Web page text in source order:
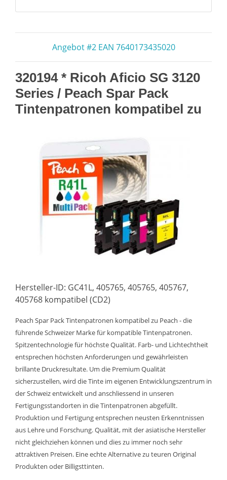
Angebot #2 EAN 7640173435020
320194 * Ricoh Aficio SG 3120
Series / Peach Spar Pack
Tintenpatronen kompatibel zu
Hersteller-ID: GC41L, 405765, 405765, 405767,
405768 kompatibel (CD2)
Peach Spar Pack Tintenpatronen kompatibel zu Peach - die
führende Schweizer Marke für kompatible Tintenpatronen.
Spitzentechnologie für höchste Qualität. Farb- und Lichtechtheit
entsprechen höchsten Anforderungen und gewährleisten
brillante Druckresultate. Um die Premium Qualität
sicherzustellen, wird die Tinte im eigenen Entwicklungszentrum in
der Schweiz entwickelt und anschliessend in unseren
Fertigungsstandorten in die Tintenpatronen abgefüllt.
Produktion und Fertigung entsprechen neusten Erkenntnissen
aus Lehre und Forschung. Qualität, mit der asiatische Hersteller
nicht gleichziehen können und dies zu immer noch sehr
attraktiven Preisen. Eine echte Alternative zu teuren Original
Produkten oder Billigsttinten.